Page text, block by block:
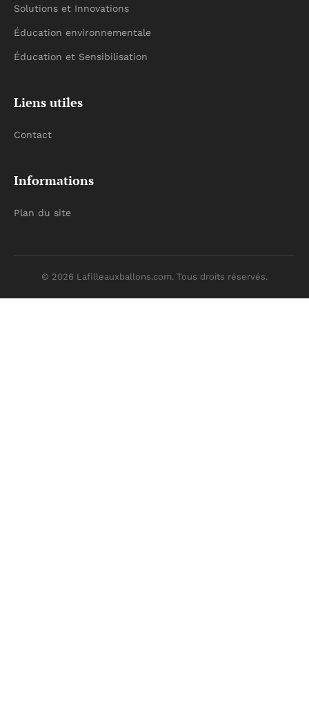
Solutions et Innovations
Éducation environnementale
Éducation et Sensibilisation
Liens utiles
Contact
Informations
Plan du site
© 2026 Lafilleauxballons.com. Tous droits réservés.